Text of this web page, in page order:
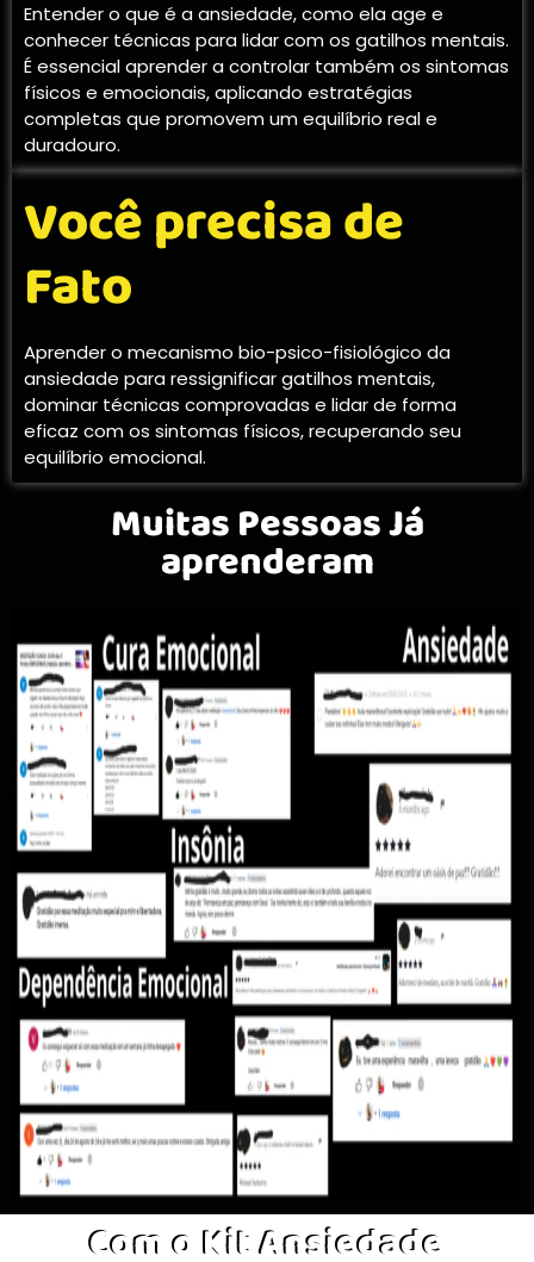
Entender o que é a ansiedade, como ela age e
conhecer técnicas para lidar com os gatilhos mentais.
É essencial aprender a controlar também os sintomas
físicos e emocionais, aplicando estratégias
completas que promovem um equilíbrio real e
duradouro.
Você precisa de
Fato
Aprender o mecanismo bio-psico-fisiológico da
ansiedade para ressignificar gatilhos mentais,
dominar técnicas comprovadas e lidar de forma
eficaz com os sintomas físicos, recuperando seu
equilíbrio emocional.
Muitas Pessoas Já
aprenderam
Com o Kit Ansiedade